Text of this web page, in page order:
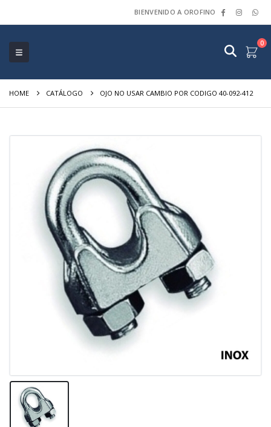
BIENVENIDO A OROFINO
0
HOME CATÁLOGO OJO NO USAR CAMBIO POR CODIGO 40-092-412